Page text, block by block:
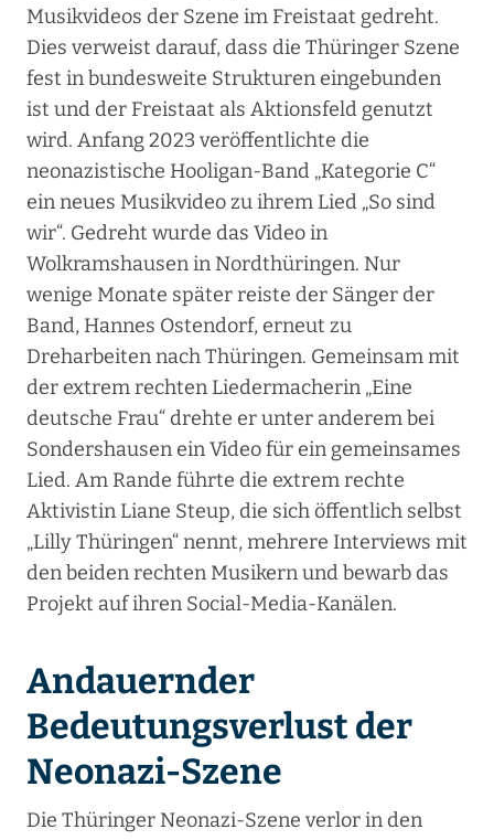
Musikvideos der Szene im Freistaat gedreht.
Dies verweist darauf, dass die Thüringer Szene
fest in bundesweite Strukturen eingebunden
ist und der Freistaat als Aktionsfeld genutzt
wird. Anfang 2023 veröffentlichte die
neonazistische Hooligan-Band „Kategorie C“
ein neues Musikvideo zu ihrem Lied „So sind
wir“. Gedreht wurde das Video in
Wolkramshausen in Nordthüringen. Nur
wenige Monate später reiste der Sänger der
Band, Hannes Ostendorf, erneut zu
Dreharbeiten nach Thüringen. Gemeinsam mit
der extrem rechten Liedermacherin „Eine
deutsche Frau“ drehte er unter anderem bei
Sondershausen ein Video für ein gemeinsames
Lied. Am Rande führte die extrem rechte
Aktivistin Liane Steup, die sich öffentlich selbst
„Lilly Thüringen“ nennt, mehrere Interviews mit
den beiden rechten Musikern und bewarb das
Projekt auf ihren Social-Media-Kanälen.
Andauernder
Bedeutungsverlust der
Neonazi-Szene
Die Thüringer Neonazi-Szene verlor in den